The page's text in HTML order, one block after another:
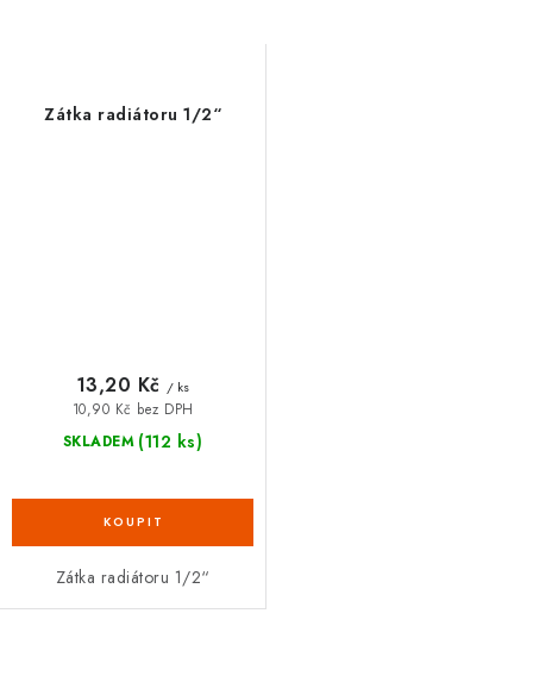
Zátka radiátoru 1/2“
SKLADEM (112 ks)
10,90 Kč bez DPH
13,20 Kč / ks
Zátka radiátoru 1/2“